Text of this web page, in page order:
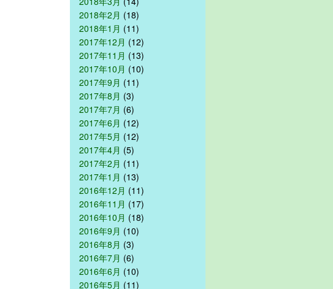
2018年2月 (18)
2018年1月 (11)
2017年12月 (12)
2017年11月 (13)
2017年10月 (10)
2017年9月 (11)
2017年8月 (3)
2017年7月 (6)
2017年6月 (12)
2017年5月 (12)
2017年4月 (5)
2017年2月 (11)
2017年1月 (13)
2016年12月 (11)
2016年11月 (17)
2016年10月 (18)
2016年9月 (10)
2016年8月 (3)
2016年7月 (6)
2016年6月 (10)
2016年5月 (11)